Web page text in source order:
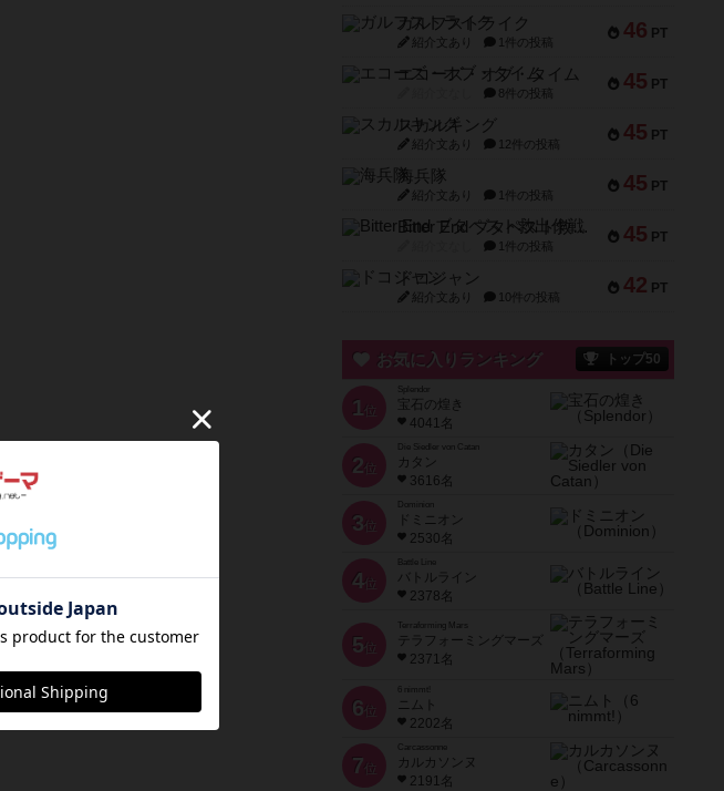
46 PT
ガルフストライク
紹介文あり 1件の投稿
45 PT
エコーズ・オブ・タイム
8件の投稿
45 PT
スカルキング
紹介文あり 12件の投稿
45 PT
海兵隊
紹介文あり 1件の投稿
45 PT
Bitter End ブタペスト救出作戦
1件の投稿
42 PT
ドコジャン
紹介文あり 10件の投稿
お気に入りランキング トップ50
1 位
宝石の煌き
4041名
2 位
Die Siedler von Catan
カタン
3616名
3 位
ドミニオン
2530名
4位
Battle Line
バトルライン
2378名
5 位
Terraforming Mars
テラフォーミングマーズ
2371名
6 位
ニムト
2202名
7 位
Carcassonne
カルカソンヌ
2191名